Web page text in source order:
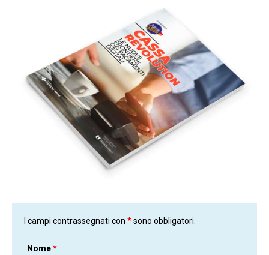
I campi contrassegnati con *sono obbligatori.
Nome*